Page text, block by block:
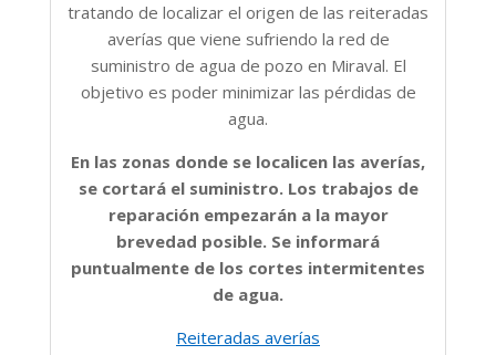
tratando de localizar el origen de las reiteradas
averías que viene sufriendo la red de
suministro de agua de pozo en Miraval. El
objetivo es poder minimizar las pérdidas de
agua.
En las zonas donde se localicen las averías,
se cortará el suministro. Los trabajos de
reparación empezarán a la mayor
brevedad posible. Se informará
puntualmente de los cortes intermitentes
de agua.
Reiteradas averías